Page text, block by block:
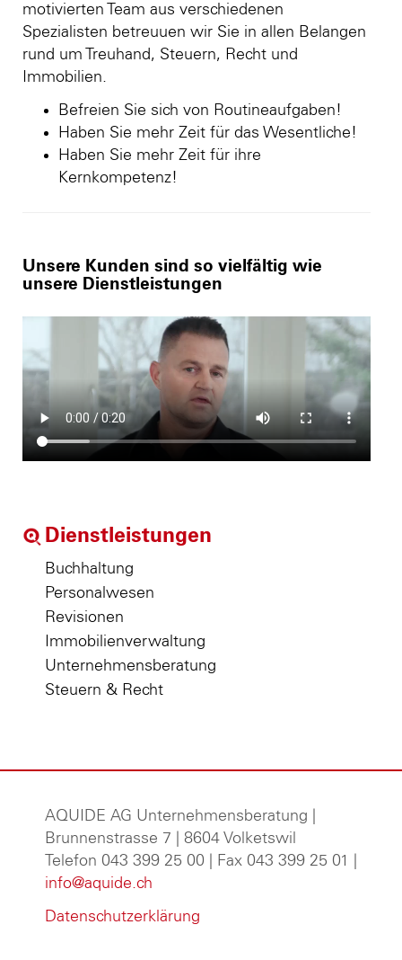
motivierten Team aus verschiedenen
Spezialisten betreuuen wir Sie in allen Belangen
rund um Treuhand, Steuern, Recht und
Immobilien.
Befreien Sie sich von Routineaufgaben!
Haben Sie mehr Zeit für das Wesentliche!
Haben Sie mehr Zeit für ihre
Kernkompetenz!
Unsere Kunden sind so vielfältig wie
unsere Dienstleistungen
Dienstleistungen
Buchhaltung
Personalwesen
Revisionen
Immobilienverwaltung
Unternehmensberatung
Steuern & Recht
AQUIDE AG Unternehmensberatung
Brunnenstrasse 7 | 8604 Volketswil
Telefon 043 399 25 00 | Fax 043 399 25 01 |
info@aquide.ch
Datenschutzerklärung